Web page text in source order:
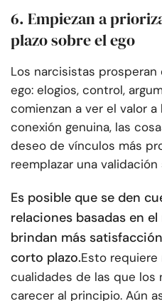
6. Empiezan a
plazo sobre el ego
Los narcisistas
ego: elogios, control,
comienzan a ver el valor
conexión genuina, las
deseo de vínculos más
reemplazar una
Es posible que se den
relaciones basadas en
brindan más
corto plazo.Esto requiere
cualidades de las que los
carecer al principio. Aún